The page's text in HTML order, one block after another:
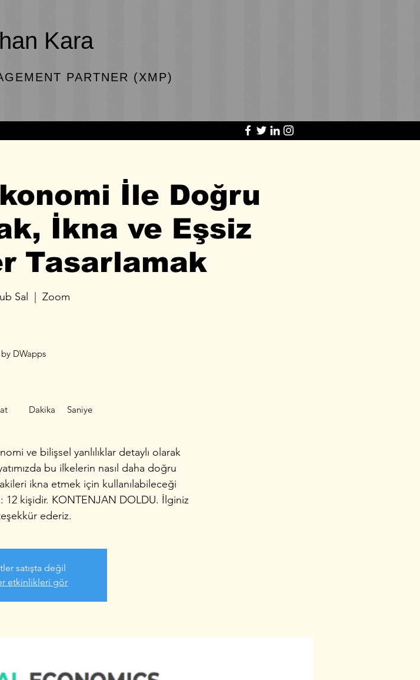
Kara
PARTNER (XMP)
İle Doğru
İkna ve Eşsiz
Tasarlamak
Sal Zoom
Saniye
Dakika
DWapps
ve bilişsel yanlılıklar detaylı olarak
bu ilkelerin nasıl daha doğru
ikna etmek için kullanılabileceği
12 kişidir. KONTENJAN DOLDU. İlginiz
ederiz.
satışta değil
etkinlikleri gör